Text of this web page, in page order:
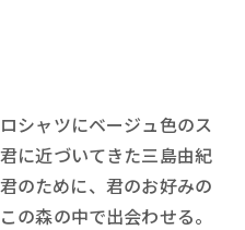
シャツにベージュ色のス
に近づいてきた三島由紀
のために、君のお好みの
の森の中で出会わせる。